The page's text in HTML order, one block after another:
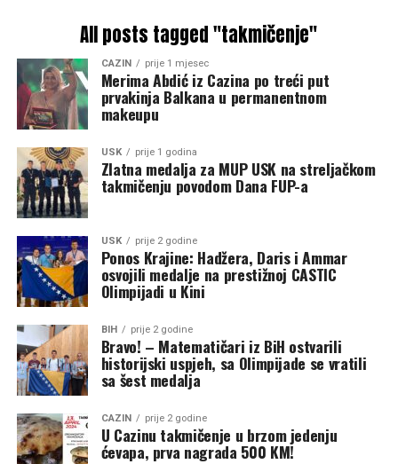
All posts tagged "takmičenje"
CAZIN prije 1 mjesec
Merima Abdić iz Cazina po treći put
prvakinja Balkana u permanentnom
makeupu
USK prije 1 godina
Zlatna medalja za MUP USK na streljačkom
takmičenju povodom Dana FUP-a
USK prije 2 godine
Ponos Krajine: Hadžera, Daris i Ammar
osvojili medalje na prestižnoj CASTIC
Olimpijadi u Kini
BIH prije 2 godine
Bravo! – Matematičari iz BiH ostvarili
historijski uspjeh, sa Olimpijade se vratili
sa šest medalja
CAZIN prije 2 godine
U Cazinu takmičenje u brzom jedenju
ćevapa, prva nagrada 500 KM!